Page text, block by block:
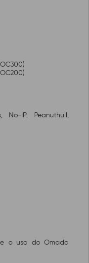
No-IP, Peanuthull,
o uso do Omada